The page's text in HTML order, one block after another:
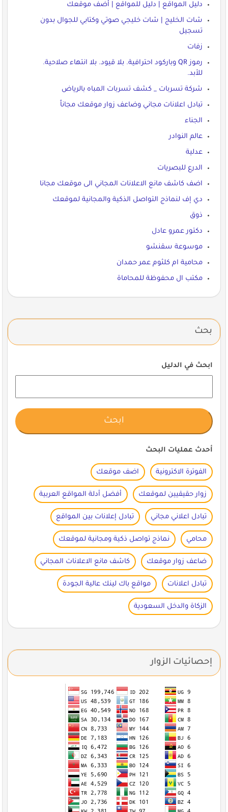
دليل المواقع | دليل للمواقع | أضف موقعك
شات الخليج | شات خليجي صوتي وكتابي للجوال بدون
تسجيل
زفات
رموز QR وباركود احترافية. بلا قيود. بلا انتهاء صلاحية.
للأبد.
شركة تسربات _ كشف تسربات المباه بالرياض
تبادل اعلانات مجاني وضاعف زوار موقعك مجاناً
الجناء
عالم النوادر
عدلية
الدرع للبصريات
اضف كاشف مانع الاعلانات المجاني الى موقعك مجانا
دي إف لنماذج التواصل الذكية والمجانية لموقعك
ذوق
دكتور عمرو عادل
موسوعة سقنشو
محامية ام كلثوم عمر حمدان
مكتب ال محفوظة للمحاماة
بحث
ابحث في الدليل
أحدث عمليات البحث
الفوترة الاكترونية اضف موقعك
زوار حقيقيين لموقعك أفضل أدلة المواقع العربية
تبادل اعلاني مجاني تبادل إعلانات بين المواقع
محامي نماذج تواصل ذكية ومجانية لموقعك
ضاعف زوار موقعك كاشف مانع الاعلانات المجاني
تبادل اعلانات مواقع باك لينك عالية الجودة
الزكاة والدخل السعودية
إحصائيات الزوار